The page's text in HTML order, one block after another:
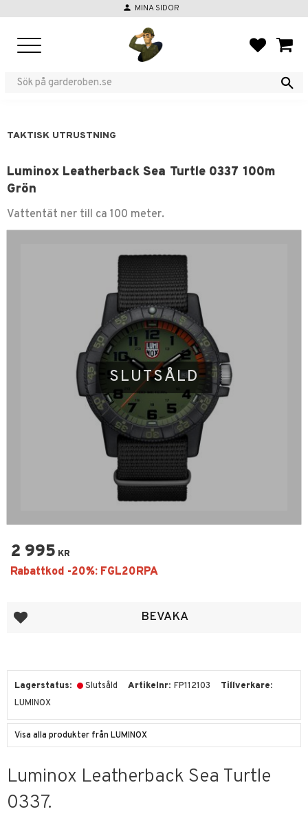
person MINA SIDOR
TAKTISK UTRUSTNING
Luminox Leatherback Sea Turtle 0337 100m
Grön
Vattentät ner till ca 100 meter.
SLUTSÅLD
2 995 KR
Lägg till i favoriter BEVAKA
Lagerstatus Slutsåld Artikelnr FP112103
Tillverkare
LUMINOX
Visa alla produkter från LUMINOX
Luminox Leatherback Sea Turtle
0337.